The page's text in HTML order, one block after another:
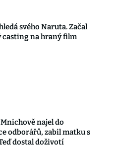
svého Naruta. Začal
casting na hraný film
najel do
odborářů, zabil matku s
dostal doživotí